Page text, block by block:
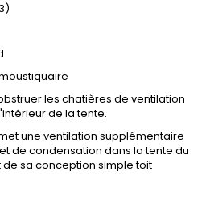
les chatières de ventilation
de la tente.
une ventilation supplémentaire
de condensation dans la tente du
sa conception simple toit